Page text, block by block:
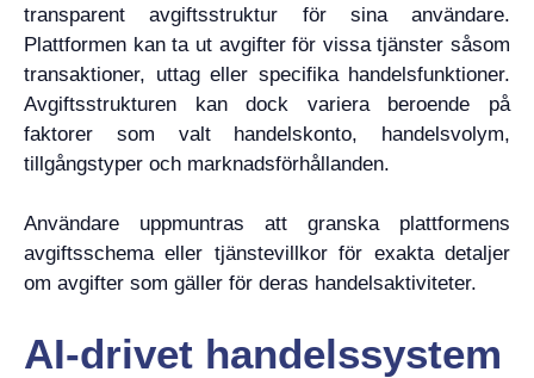
transparent avgiftsstruktur för sina användare.
Plattformen kan ta ut avgifter för vissa tjänster såsom
transaktioner, uttag eller specifika handelsfunktioner.
Avgiftsstrukturen kan dock variera beroende på
faktorer som valt handelskonto, handelsvolym,
tillgångstyper och marknadsförhållanden.
Användare uppmuntras att granska plattformens
avgiftsschema eller tjänstevillkor för exakta detaljer
om avgifter som gäller för deras handelsaktiviteter.
AI-drivet handelssystem